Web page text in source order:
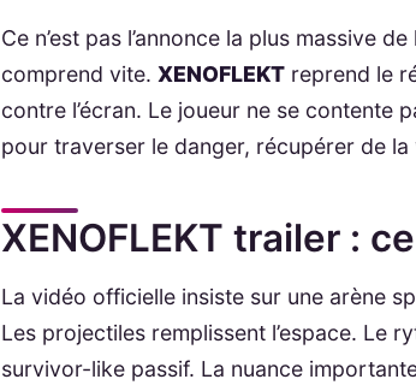
Ce n’est pas l’annonce la plus massive
comprend vite.XENOFLEKT reprend le
contre l’écran. Le joueur ne se contente
pour traverser le danger, récupérer de
XENOFLEKT trailer :
La vidéo officielle insiste sur une arène
Les projectiles remplissent l’espace. Le
survivor-like passif. La nuance